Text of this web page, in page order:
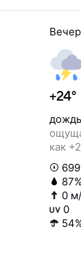
+24°
как
87%
0
0